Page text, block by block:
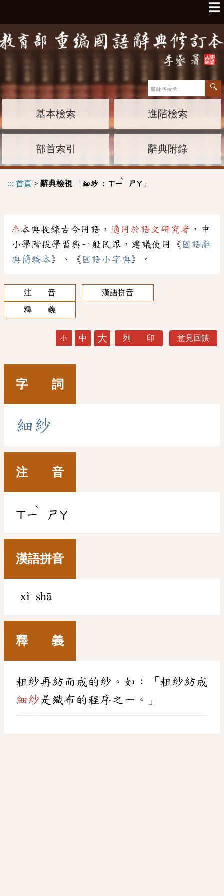
☰
基本檢索 進階檢索
部首索引 辭典附錄
::: 首頁 > 辭典檢視「 細紗 : ㄒㄧ
ˋ
ㄕㄚ 」
⚠本典收錄古今用語， 適用於語文研究者 ，中
小學階段學習與一般民眾，建議使用《 國語辭
典簡編本》、《 國語小字典》。
注 音
漢語拼音
釋 義
小 中 大 列 印 意見回饋
字 詞
細紗
注 音
ㄒㄧ
ˋ
ㄕㄚ
漢語拼音
xì shā
釋 義
粗紗再紡而成的紗。如：「粗紗紡成
細紗 是織布的程序之一。」